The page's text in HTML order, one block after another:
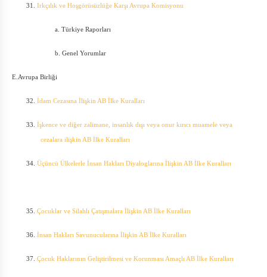
31. Irkçılık ve Hoşgörüsüzlüğe Karşı Avrupa Komisyonu
a. Türkiye Raporları
b. Genel Yorumlar
E.Avrupa Birliği
32. İdam Cezasına İlişkin AB İlke Kuralları
33. İşkence ve diğer zalimane, insanlık dışı veya onur kırıcı muamele veya
cezalara ilişkin AB İlke Kuralları
34. Üçüncü Ülkelerle İnsan Hakları Diyaloglarına İlişkin AB İlke Kuralları
35. Çocuklar ve Silahlı Çatışmalara İlişkin AB İlke Kuralları
36. İnsan Hakları Savunucularına İlişkin AB İlke Kuralları
37. Çocuk Haklarının Geliştirilmesi ve Korunması Amaçlı AB İlke Kuralları